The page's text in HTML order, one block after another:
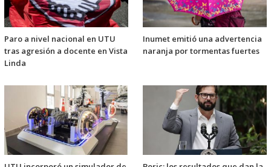
Paro a nivel nacional en UTU
tras agresión a docente en Vista
Linda
Inumet emitió una advertencia
naranja por tormentas fuertes